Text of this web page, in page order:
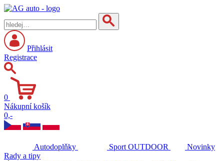
Přihlásit
Registrace
0
Nákupní košík
0,-
Autodoplňky Sport OUTDOOR
Novinky
Rady a tipy